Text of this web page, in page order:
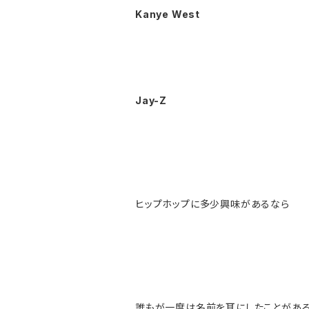
Kanye West
Jay-Z
ヒップホップに多少興味があるなら